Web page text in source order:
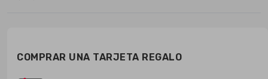
COMPRAR UNA TARJETA REGALO